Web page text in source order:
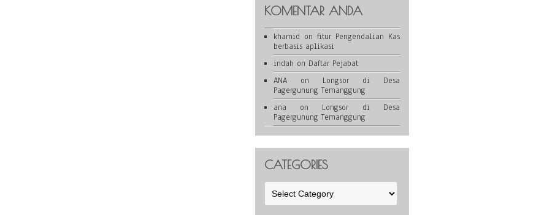
KOMENTAR ANDA
khamid on fitur Pengendalian Kas
berbasis aplikasi
indah on Daftar Pejabat
ANAon Longsor di Desa
Pagergunung Temanggung
ana on Longsor di Desa
Pagergunung Temanggung
CATEGORIES
Categories